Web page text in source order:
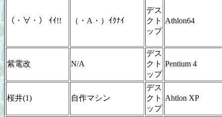
（・∀・） ｲｲ!! （・A・）ｲｸﾅｲ
デス
クト
ップ
Athlon64
紫電改 N/A
デス
クト
ップ
Pentium 4
桜井(1) 自作マシン
デス
クト
ップ
Ahtlon XP